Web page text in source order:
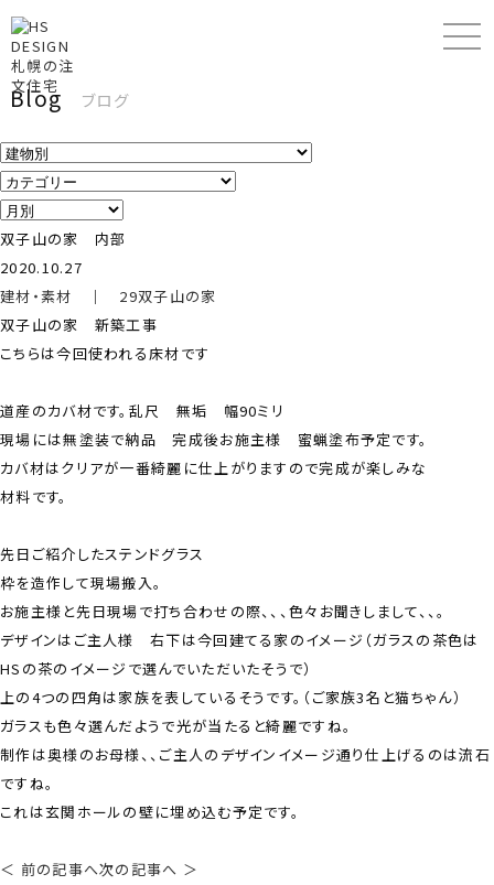
Blog ブログ
双子山の家 内部
2020.10.27
建材・素材 ｜ 29双子山の家
双子山の家 新築工事
こちらは今回使われる床材です
道産のカバ材です。乱尺 無垢 幅90ミリ
現場には無塗装で納品 完成後お施主様 蜜蝋塗布予定です。
カバ材はクリアが一番綺麗に仕上がりますので完成が楽しみな
材料です。
先日ご紹介したステンドグラス
枠を造作して現場搬入。
お施主様と先日現場で打ち合わせの際、、、色々お聞きしまして、、。
デザインはご主人様 右下は今回建てる家のイメージ（ガラスの茶色は
HSの茶のイメージで選んでいただいたそうで）
上の4つの四角は家族を表しているそうです。（ご家族3名と猫ちゃん）
ガラスも色々選んだようで光が当たると綺麗ですね。
制作は奥様のお母様、、ご主人のデザインイメージ通り仕上げるのは流石
ですね。
これは玄関ホールの壁に埋め込む予定です。
＜ 前の記事へ次の記事へ ＞